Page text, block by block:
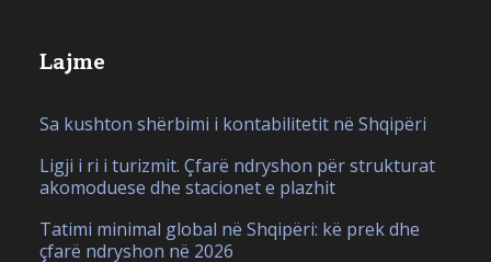
Lajme
Sa kushton shërbimi i kontabilitetit në Shqipëri
Ligji i ri i turizmit. Çfarë ndryshon për strukturat
akomoduese dhe stacionet e plazhit
Tatimi minimal global në Shqipëri: kë prek dhe
çfarë ndryshon në 2026